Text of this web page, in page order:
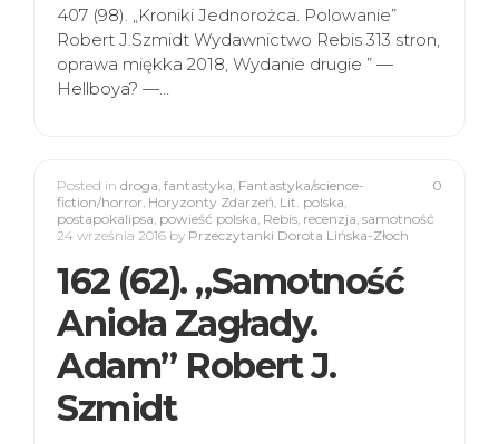
407 (98). „Kroniki Jednorożca. Polowanie”
Robert J.Szmidt Wydawnictwo Rebis 313 stron,
oprawa miękka 2018, Wydanie drugie ” —
Hellboya? —…
0
Posted in droga, fantastyka, Fantastyka/science-
fiction/horror, Horyzonty Zdarzeń, Lit. polska,
postapokalipsa, powieść polska, Rebis, recenzja, samotność
24 września 2016 by Przeczytanki Dorota Lińska-Złoch
162 (62). „Samotność
Anioła Zagłady.
Adam” Robert J.
Szmidt